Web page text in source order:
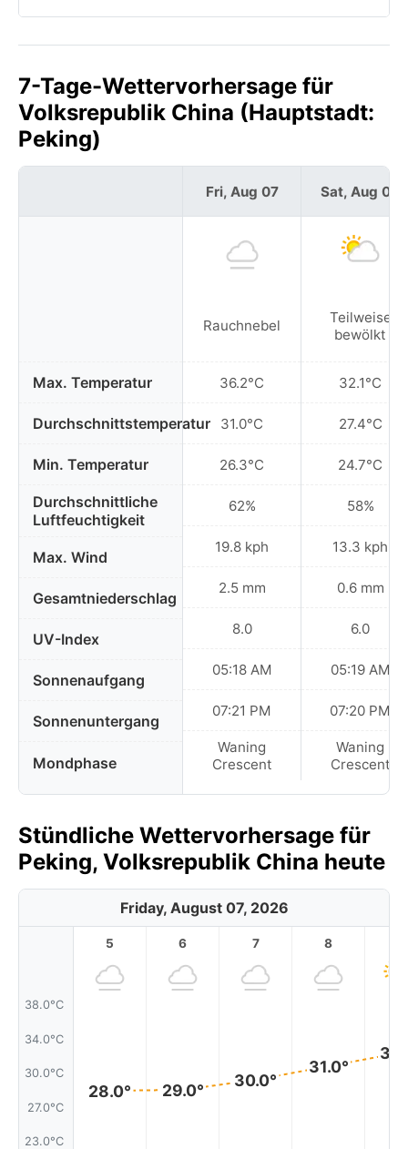
7-Tage-Wettervorhersage für
Volksrepublik China (Hauptstadt:
Peking)
Max. Temperatur
Durchschnittstemperatur
Min. Temperatur
Durchschnittliche
Luftfeuchtigkeit
Max. Wind
Gesamtniederschlag
UV-Index
Sonnenaufgang
Sonnenuntergang
Mondphase
Fri, Aug 07
Rauchnebel
36.2°C
31.0°C
26.3°C
62%
19.8 kph
2.5 mm
8.0
05:18 AM
07:21 PM
Waning
Crescent
Sat, Aug 08
Teilweise
bewölkt
32.1°C
27.4°C
24.7°C
58%
13.3 kph
0.6 mm
6.0
05:19 AM
07:20 PM
Waning
Crescent
Stündliche Wettervorhersage für
Peking, Volksrepublik China heute
Friday, August 07, 2026
38.0°C
34.0°C
30.0°C
27.0°C
23.0°C
5
28.0°
6
29.0°
7
30.0°
8
31.0°